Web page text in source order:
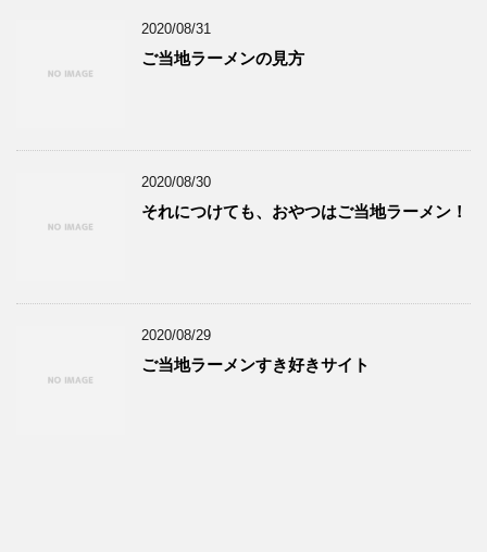
2020/08/31
ご当地ラーメンの見方
2020/08/30
それにつけても、おやつはご当地ラーメン！
2020/08/29
ご当地ラーメンすき好きサイト